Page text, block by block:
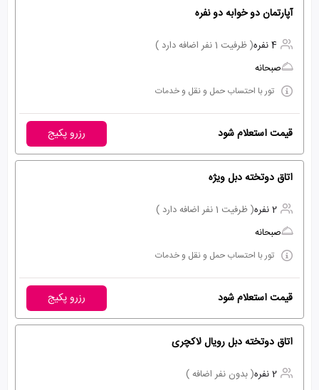
آپارتمان دو خوابه دو نفره
4 نفره
( ظرفیت 1 نفر اضافه دارد )
صبحانه
تور با احتساب حمل و نقل و خدمات
قیمت استعلام شود رزرو پکیج
اتاق دوتخته دبل ویژه
2 نفره
( ظرفیت 1 نفر اضافه دارد )
صبحانه
تور با احتساب حمل و نقل و خدمات
قیمت استعلام شود رزرو پکیج
اتاق دوتخته دبل رویال لاکچری
2 نفره
( بدون نفر اضافه )